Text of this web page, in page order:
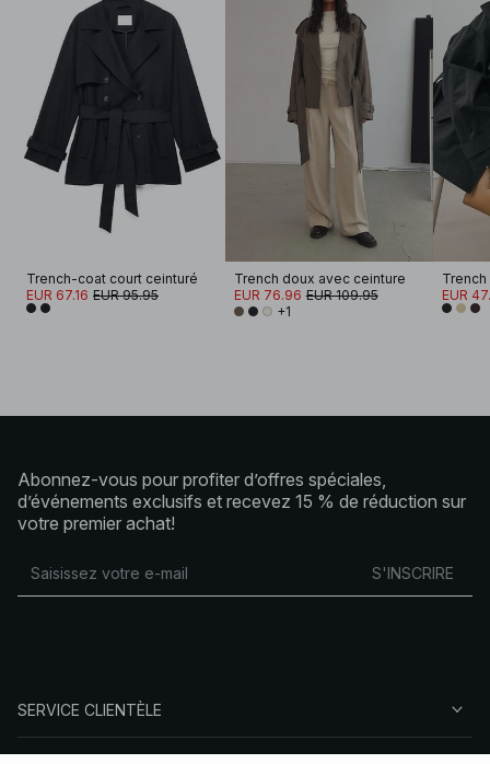
Trench-coat court ceinturé
EUR 67.16 EUR 95.95
Trench doux avec ceinture
EUR 76.96 EUR 109.95
+1
EUR
Abonnez-vous pour profiter d’offres spéciales,
d’événements exclusifs et recevez 15 % de réduction sur
votre premier achat!
S'INSCRIRE
SERVICE CLIENTÈLE